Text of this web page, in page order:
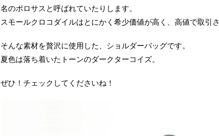
名のポロサスと呼ばれていたりします。
スモールクロコダイルはとにかく希少価値が高く、高値で取引さ
そんな素材を贅沢に使用した、ショルダーバッグです。
夏色は落ち着いたトーンのダークターコイズ。
ぜひ！チェックしてくださいね！